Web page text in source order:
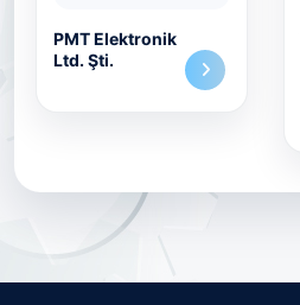
PMT Elektronik
Ltd. Şti.